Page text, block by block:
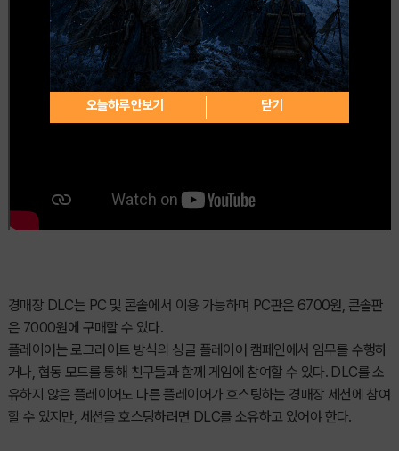
경매장 DLC는 PC 및 콘솔에서 이용 가능하며 PC판은 6700원, 콘솔판
은 7000원에 구매할 수 있다.
플레이어는 로그라이트 방식의 싱글 플레이어 캠페인에서 임무를 수행하
거나, 협동 모드를 통해 친구들과 함께 게임에 참여할 수 있다. DLC를 소
유하지 않은 플레이어도 다른 플레이어가 호스팅하는 경매장 세션에 참여
할 수 있지만, 세션을 호스팅하려면 DLC를 소유하고 있어야 한다.
오늘하루 안보기 닫기